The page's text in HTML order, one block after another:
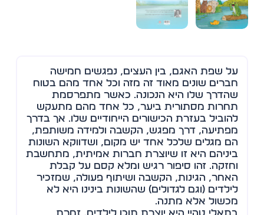
על שפת האגם, בין העצים, נפגשים חמישה
חברים שונים מאוד זה מזה וכל אחד מהם בטוח
שהדרך שלו היא הנכונה. כאשר מתפרסמת
תחרות מסתורית ביער, כל אחד מהם מתעקש
להוביל בעזרת הכישורים הייחודיים שלו. אך בדרך
מפתיעה, דרך מפגש, הקשבה ולמידה משותפת,
הם מגלים שלכל אחד יש מקום, ושדווקא השונות
ביניהם היא זו שיוצרת חברות אמיתית, מתחשבת
וחזקה. זהו סיפור רגיש ומלא קסם על קבלת
האחר, הגינות, הקשבה ושיתוף פעולה, שמזכיר
לילדים (וגם לגדולים) שהשונות בינינו היא לא
מכשול אלא מתנה.
בתאלי טהיי היא יוצרת תוכן לילדים, זמרת